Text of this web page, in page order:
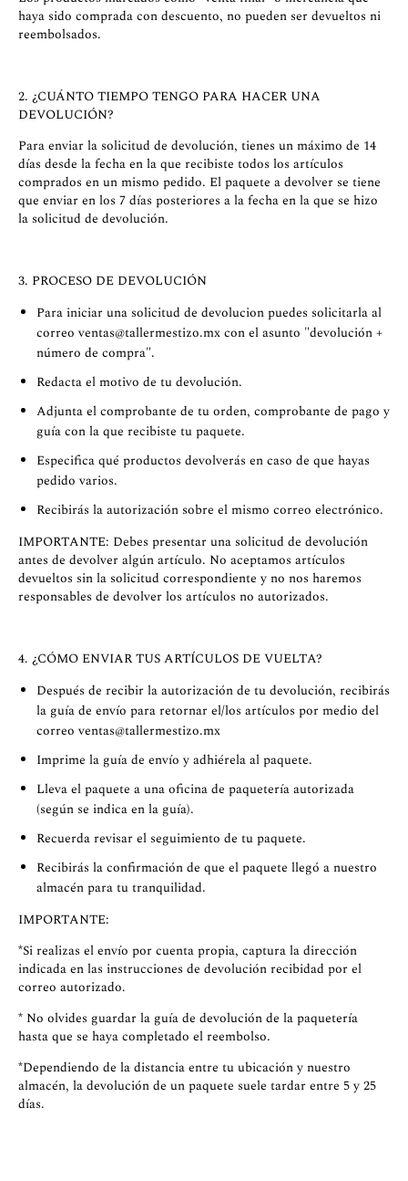
haya sido comprada con descuento, no pueden ser devueltos ni
reembolsados.
2. ¿CUÁNTO TIEMPO TENGO PARA HACER UNA
DEVOLUCIÓN?
Para enviar la solicitud de devolución, tienes un máximo de 14
días desde la fecha en la que recibiste todos los artículos
comprados en un mismo pedido. El paquete a devolver se tiene
que enviar en los 7 días posteriores a la fecha en la que se hizo
la solicitud de devolución.
3. PROCESO DE DEVOLUCIÓN
Para iniciar una solicitud de devolucion puedes solicitarla al
correo ventas@tallermestizo.mxcon el asunto "devolución +
número de compra".
Redacta el motivo de tu devolución.
Adjunta el comprobante de tu orden, comprobante de pago y
guía con la que recibiste tu paquete.
Especifica qué productos devolverás en caso de que hayas
pedido varios.
Recibirás la autorización sobre el mismo correo electrónico.
IMPORTANTE: Debes presentar una solicitud de devolución
antes de devolver algún artículo. No aceptamos artículos
devueltos sin la solicitud correspondiente y no nos haremos
responsables de devolver los artículos no autorizados.
4. ¿CÓMO ENVIAR TUS ARTÍCULOS DE VUELTA?
Después de recibir la autorización de tu devolución, recibirás
la guía de envío para retornar el/los artículos por medio del
correo ventas@tallermestizo.mx
Imprime la guía de envío y adhiérela al paquete.
Lleva el paquete a una oficina de paquetería autorizada
(según se indica en la guía).
Recuerda revisar el seguimiento de tu paquete.
Recibirás la confirmación de que el paquete llegó a nuestro
almacén para tu tranquilidad.
IMPORTANTE:
*Si realizas el envío por cuenta propia, captura la dirección
indicada en las instrucciones de devolución recibidad por el
correo autorizado.
* No olvides guardar la guía de devolución de la paquetería
hasta que se haya completado el reembolso.
*Dependiendo de la distancia entre tu ubicación y nuestro
almacén, la devolución de un paquete suele tardar entre 5 y 25
días.